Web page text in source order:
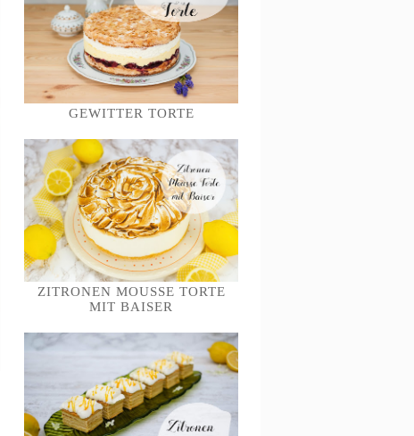
GEWITTER TORTE
ZITRONEN MOUSSE TORTE
MIT BAISER